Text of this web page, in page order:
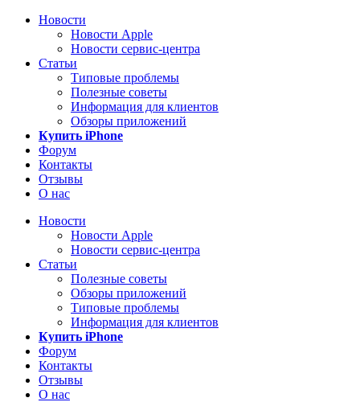
Новости
Новости Apple
Новости сервис-центра
Статьи
Типовые проблемы
Полезные советы
Информация для клиентов
Обзоры приложений
Купить iPhone
Форум
Контакты
Отзывы
О нас
Новости
Новости Apple
Новости сервис-центра
Статьи
Полезные советы
Обзоры приложений
Типовые проблемы
Информация для клиентов
Купить iPhone
Форум
Контакты
Отзывы
О нас